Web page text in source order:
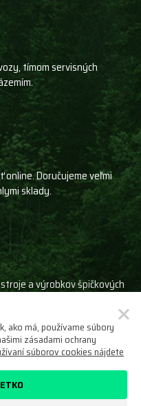
tímom servisných
Doručujeme veľmi
sklady.
a výrobkov špičkových
podmienky
Nastavení cookies
ako má, používame súbory
zásadami ochrany
súborov cookies nájdete